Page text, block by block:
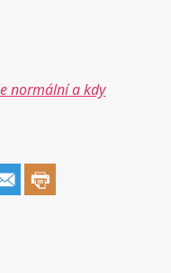
normální a kdy